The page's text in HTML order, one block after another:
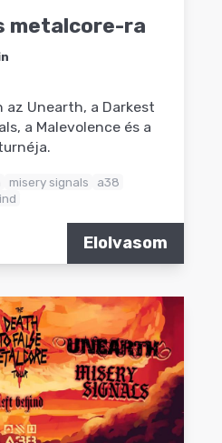
metalcore-ra
az Unearth, a Darkest
a Malevolence és a
misery signals
a38
Elolvasom